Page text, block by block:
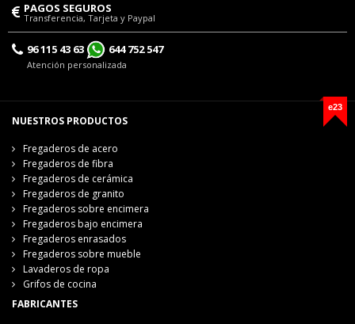
PAGOS SEGUROS
Transferencia, Tarjeta y Paypal
96 115 43 63 644 752 547
Atención personalizada
e23
NUESTROS PRODUCTOS
Fregaderos de acero
Fregaderos de fibra
Fregaderos de cerámica
Fregaderos de granito
Fregaderos sobre encimera
Fregaderos bajo encimera
Fregaderos enrasados
Fregaderos sobre mueble
Lavaderos de ropa
Grifos de cocina
FABRICANTES